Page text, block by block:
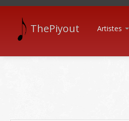
ThePiyout Artistes